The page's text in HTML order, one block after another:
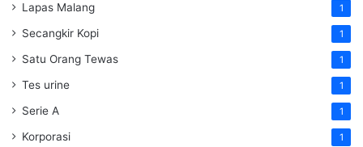
Lapas Malang 1
Secangkir Kopi 1
Satu Orang Tewas 1
Tes urine 1
Serie A 1
Korporasi 1